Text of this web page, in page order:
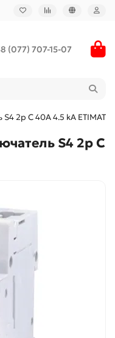
(077) 707-15-07
2p C 40A 4.5 kA ETIMAT
S4 2p C